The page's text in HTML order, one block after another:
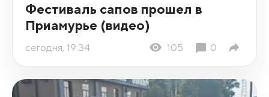
Фестиваль сапов прошел в
Приамурье (видео)
сегодня, 19:34 105 0